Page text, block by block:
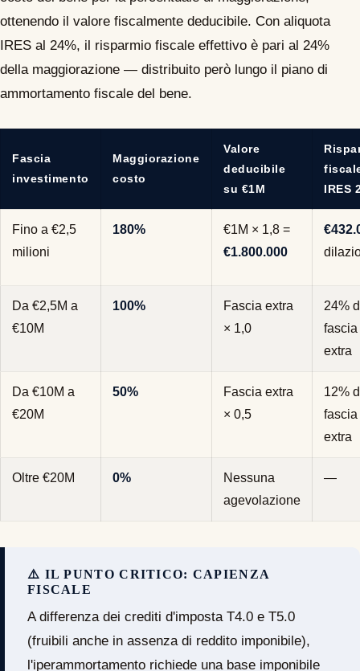
ottenendo il valore fiscalmente deducibile. Con aliquota
IRES al 24%, il risparmio fiscale effettivo è pari al 24%
della maggiorazione — distribuito però lungo il piano di
ammortamento fiscale del bene.
Fascia
investimento
Maggiorazione
costo
Valore
deducibile
su €1M
IRES
Fino a €2,5
milioni
180%
€1M × 1,8 =
€1.800.000
Da €2,5M a
€10M
100%
Fascia extra
× 1,0
24%
fascia
extra
Da €10M a
€20M
50%
Fascia extra
× 0,5
12%
fascia
extra
Oltre €20M 0%
Nessuna
agevolazione
—
⚠️ IL PUNTO CRITICO: CAPIENZA
FISCALE
A differenza dei crediti d'imposta T4.0 e T5.0
(fruibili anche in assenza di reddito imponibile),
l'iperammortamento richiede una base imponibile